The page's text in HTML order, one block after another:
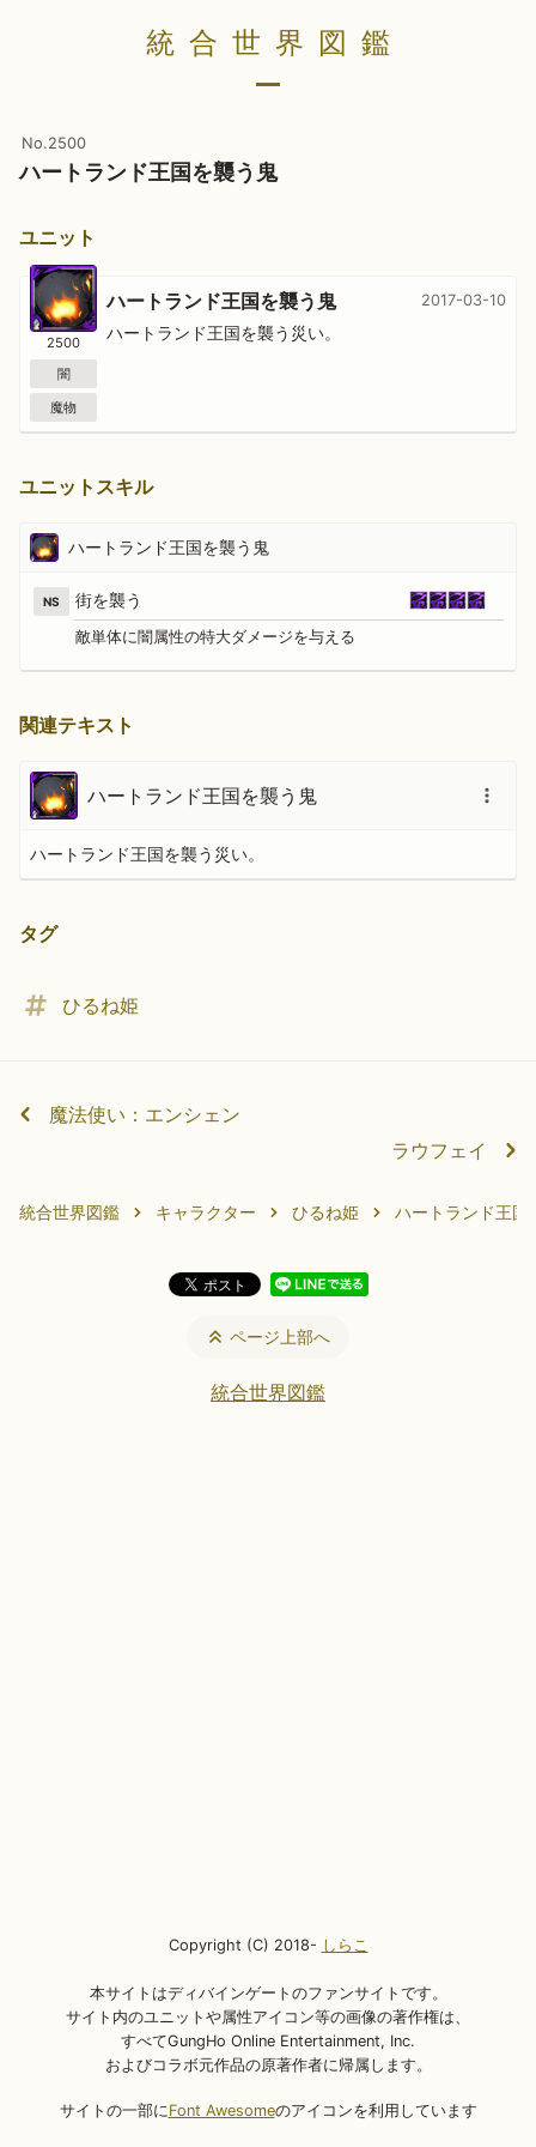
統合世界図鑑
No.2500
ハートランド王国を襲う鬼
ユニット
2500
闇
魔物
ハートランド王国を襲う鬼 2017-03-10
ハートランド王国を襲う災い。
ユニットスキル
ハートランド王国を襲う鬼
NS 街を襲う
敵単体に闇属性の特大ダメージを与える
関連テキスト
ハートランド王国を襲う鬼
ハートランド王国を襲う災い。
タグ
ひるね姫
魔法使い：エンシェン
ラウフェイ
統合世界図鑑 キャラクター ひるね姫 ハートランド王国
ページ上部へ
統合世界図鑑
Copyright (C) 2018- しらこ
本サイトはディバインゲートのファンサイトです。
サイト内のユニットや属性アイコン等の画像の著作権は、
すべてGungHo Online Entertainment, Inc.
およびコラボ元作品の原著作者に帰属します。
サイトの一部にFont Awesomeのアイコンを利用しています